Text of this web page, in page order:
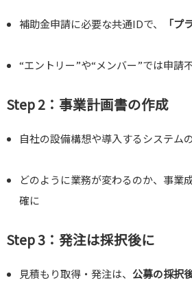
補助金申請に必要な共通IDで、 「
“エントリー”や“メンバー”では申請
Step 2：事業計画書の作成
自社の設備構想や導入するシステム
どのように業務が変わるのか、事業
確に
Step 3：発注は採択後に
見積もり取得・発注は、公募の採択